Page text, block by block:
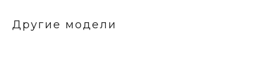
Другие модели